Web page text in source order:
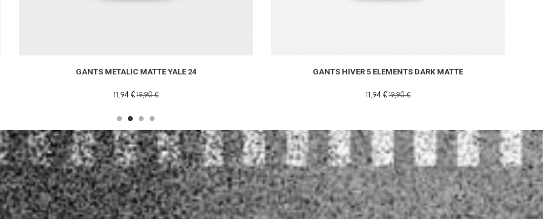
GANTS METALIC MATTE YALE 24
11,94 €19,90 €
GANTS HIVER 5 ELEMENTS DARK MATTE
11,94 €19,90 €